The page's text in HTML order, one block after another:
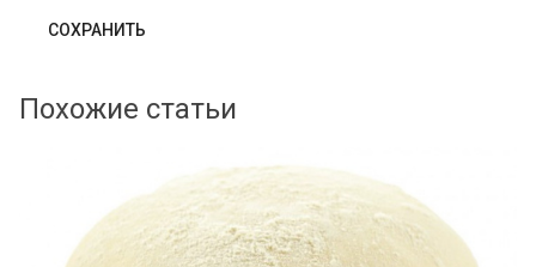
Похожие статьи